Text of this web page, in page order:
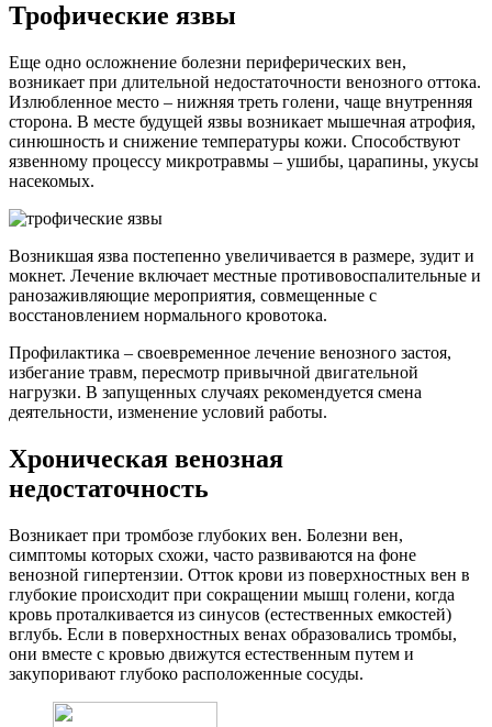
Трофические язвы
Еще одно осложнение болезни периферических вен,
возникает при длительной недостаточности венозного оттока.
Излюбленное место – нижняя треть голени, чаще внутренняя
сторона. В месте будущей язвы возникает мышечная атрофия,
синюшность и снижение температуры кожи. Способствуют
язвенному процессу микротравмы – ушибы, царапины, укусы
насекомых.
Возникшая язва постепенно увеличивается в размере, зудит и
мокнет. Лечение включает местные противовоспалительные и
ранозаживляющие мероприятия, совмещенные с
восстановлением нормального кровотока.
Профилактика – своевременное лечение венозного застоя,
избегание травм, пересмотр привычной двигательной
нагрузки. В запущенных случаях рекомендуется смена
деятельности, изменение условий работы.
Хроническая венозная
недостаточность
Возникает при тромбозе глубоких вен. Болезни вен,
симптомы которых схожи, часто развиваются на фоне
венозной гипертензии. Отток крови из поверхностных вен в
глубокие происходит при сокращении мышц голени, когда
кровь проталкивается из синусов (естественных емкостей)
вглубь. Если в поверхностных венах образовались тромбы,
они вместе с кровью движутся естественным путем и
закупоривают глубоко расположенные сосуды.